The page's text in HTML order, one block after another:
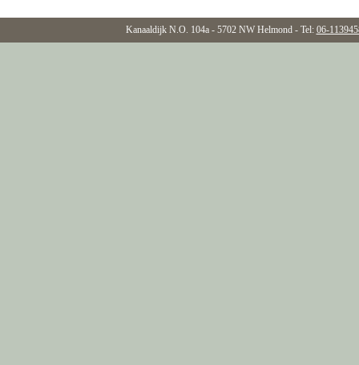
Kanaaldijk N.O. 104a - 5702 NW Helmond - Tel: 06-